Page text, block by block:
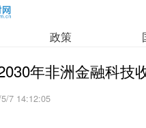
政策
年非洲金融科技
7 14:12:05